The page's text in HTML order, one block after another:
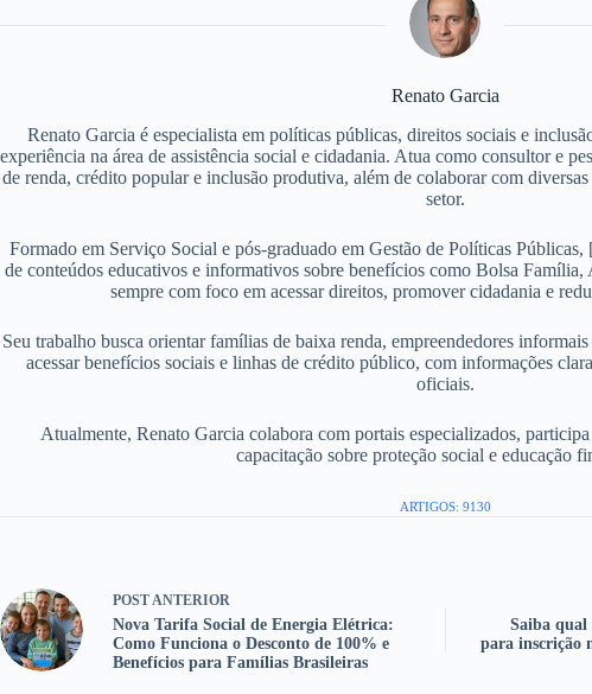
Renato Garcia
Renato Garcia é especialista em políticas públicas, direitos sociais e
experiência na área de assistência social e cidadania. Atua como consultor e
de renda, crédito popular e inclusão produtiva, além de colaborar com
setor.
Formado em Serviço Social e pós-graduado em Gestão de Políticas
de conteúdos educativos e informativos sobre benefícios como Bolsa
sempre com foco em acessar direitos, promover cidadania e
Seu trabalho busca orientar famílias de baixa renda, empreendedores
acessar benefícios sociais e linhas de crédito público, com informações
oficiais.
Atualmente, Renato Garcia colabora com portais especializados,
capacitação sobre proteção social e educação
ARTIGOS: 9130
POST ANTERIOR
Nova Tarifa Social de Energia Elétrica:
Como Funciona o Desconto de 100% e
Benefícios para Famílias Brasileiras
Saiba qual
para inscrição